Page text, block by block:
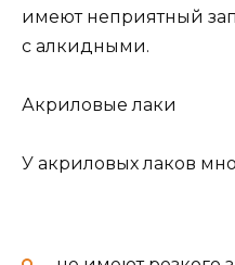
имеют неприятный
с алкидными.
Акриловые лаки
У акриловых лаков